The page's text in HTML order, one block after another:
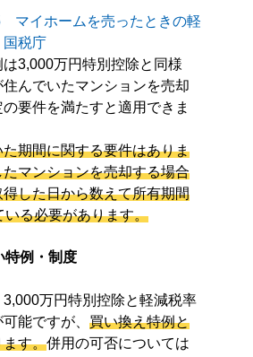
マイホームを売ったときの軽
税庁
3,000万円特別控除と同様
んでいたマンションを売却
要件を満たすと適用できま
期間に関する要件はありま
マンションを売却する場合
した日から数えて所有期間
いる必要があります。
特例・制度
万円特別控除と軽減税率
能ですが、 買い換え特例と
ます。併用の可否については